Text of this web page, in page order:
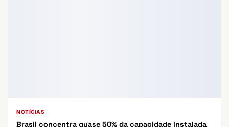
NOTÍCIAS
Brasil concentra quase 50% da capacidade instalada